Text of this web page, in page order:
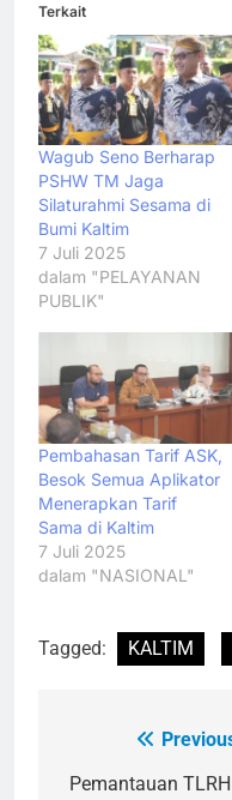
Terkait
Wagub Seno Berharap
PSHW TM Jaga
Silaturahmi Sesama di
Bumi Kaltim
7 Juli 2025
dalam "PELAYANAN
PUBLIK"
Pembahasan Tarif ASK,
Besok Semua Aplikator
Menerapkan Tarif
Sama di Kaltim
7 Juli 2025
dalam "NASIONAL"
Tagged: KALTIM
Navigasi
pos
Pemantauan